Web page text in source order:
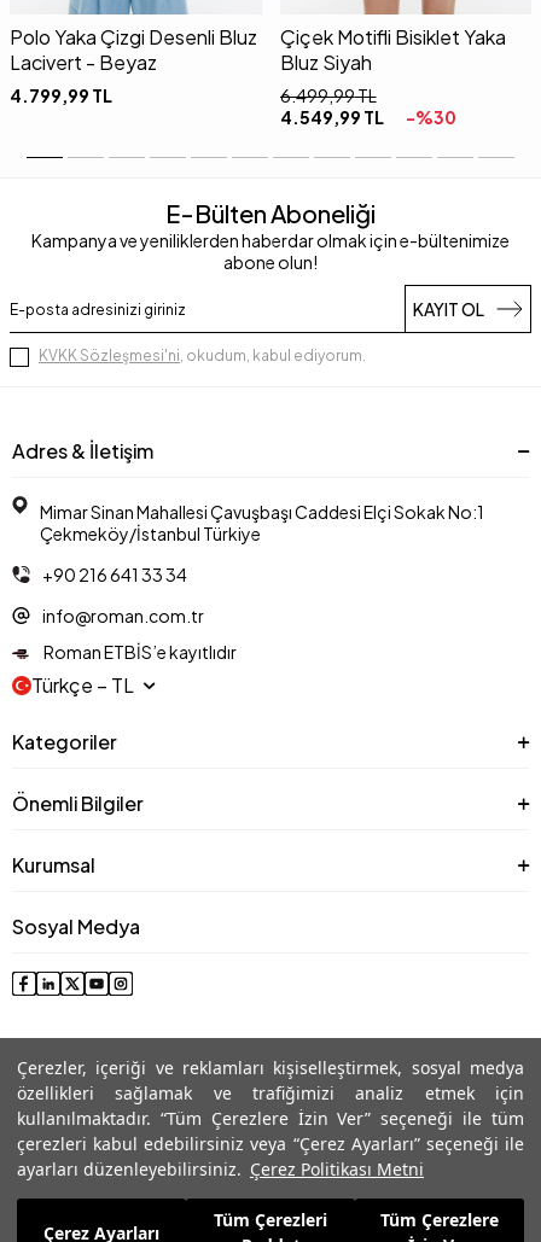
Çerezler, içeriği ve reklamları kişiselleştirmek, sosyal medya
özellikleri sağlamak ve trafiğimizi analiz etmek için
kullanılmaktadır. “Tüm Çerezlere İzin Ver” seçeneği ile tüm
çerezleri kabul edebilirsiniz veya “Çerez Ayarları” seçeneği ile
ayarları düzenleyebilirsiniz. Çerez Politikası Metni
Çerez Ayarları
Tüm Çerezleri
Tüm Çerezlere
Polo Yaka Çizgi Desenli Bluz
Lacivert - Beyaz
4.799,99 TL
Çiçek Motifli Bisiklet Yaka
Bluz Siyah
6.499,99TL
4.549,99 TL -%30
E-Bülten Aboneliği
Kampanya ve yeniliklerden haberdar olmak için e-bültenimize
abone olun!
KAYIT OL
KVKK Sözleşmesi'ni, okudum, kabul ediyorum.
Adres & İletişim
Mimar Sinan Mahallesi Çavuşbaşı Caddesi Elçi Sokak No:1
Çekmeköy/İstanbul Türkiye
+90 216 641 33 34
info@roman.com.tr
Roman ETBİS’e kayıtlıdır
Türkçe − TL
Kategoriler
Önemli Bilgiler
Kurumsal
Sosyal Medya
© 2025 Roman® Tüm Hakları Saklıdır, İzinsiz kullanılamaz